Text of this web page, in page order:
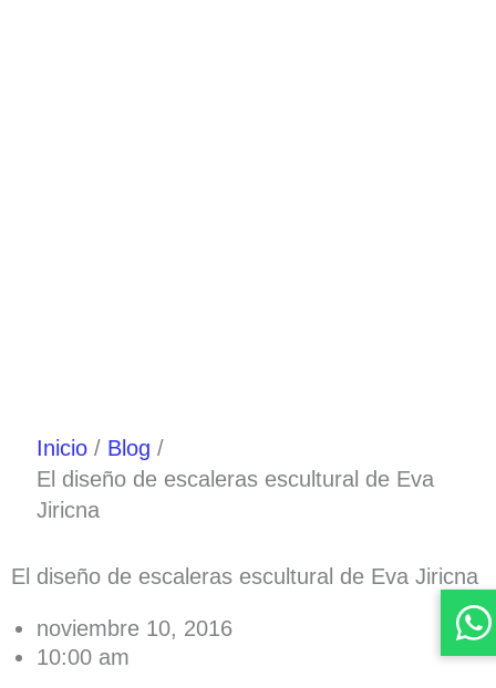
Inicio
Blog
El diseño de escaleras escultural de Eva
Jiricna
El diseño de escaleras escultural de Eva Jiricna
noviembre 10, 2016
10:00 am